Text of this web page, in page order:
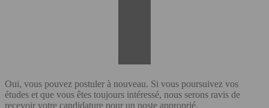
Oui, vous pouvez postuler à nouveau. Si vous poursuivez vos
études et que vous êtes toujours intéressé, nous serons ravis de
recevoir votre candidature pour un poste approprié.